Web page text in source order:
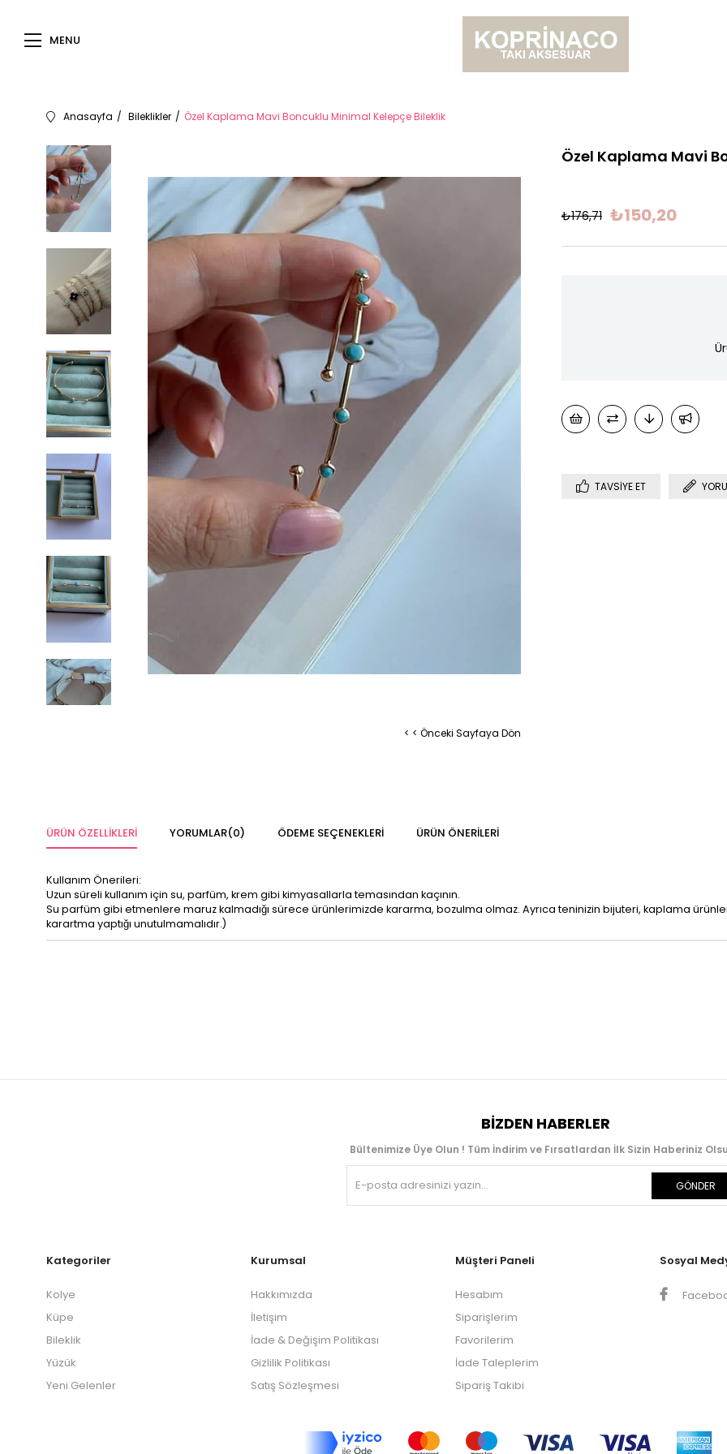
MENU
Anasayfa Bileklikler Özel Kaplama Mavi Boncuklu Minimal Kelepçe Bileklik
< < Önceki Sayfaya Dön
Özel Kaplama Mavi
₺176,71 ₺150,20
TAVSIYE ET
ÜRÜN ÖZELLIKLERI YORUMLAR(0) ÖDEME SEÇENEKLERI ÜRÜN ÖNERILERI
Kullanım Önerileri:
Uzun süreli kullanım için su, parfüm, krem gibi kimyasallarla temasından kaçının.
Su parfüm gibi etmenlere maruz kalmadığı sürece ürünlerimizde kararma, bozulma olmaz. Ayrıca teninizin bijuteri, kaplama
karartma yaptığı unutulmamalıdır.)
BIZDEN HABERLER
Bültenimize Üye Olun ! Tüm İndirim ve Fırsatlardan İlk Sizin Haberiniz
GÖNDER
Kategoriler
Kolye
Küpe
Bileklik
Yüzük
Yeni Gelenler
Kurumsal
Hakkımızda
İletişim
İade & Değişim Politikası
Gizlilik Politikası
Satış Sözleşmesi
Müşteri Paneli
Hesabım
Siparişlerim
Favorilerim
İade Taleplerim
Sipariş Takibi
Sosyal